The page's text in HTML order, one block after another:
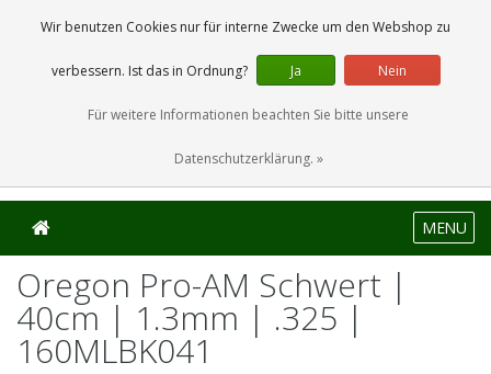
0 Artikel
MENU
Oregon Pro-AM Schwert |
40cm | 1.3mm | .325 |
160MLBK041
Wir benutzen Cookies nur für interne Zwecke um den Webshop zu
verbessern. Ist das in Ordnung? Ja Nein
Für weitere Informationen beachten Sie bitte unsere
Datenschutzerklärung. »